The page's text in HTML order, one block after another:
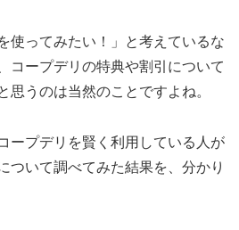
使ってみたい！」と考えているな
コープデリの特典や割引について
思うのは当然のことですよね。
ープデリを賢く利用している人が
ついて調べてみた結果を、分かり